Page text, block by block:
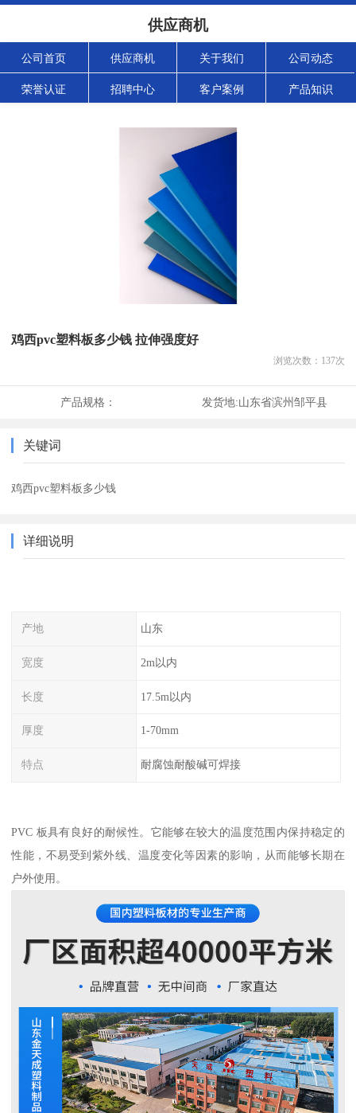
供应商机
公司首页 供应商机 关于我们 公司动态
荣誉认证 招聘中心 客户案例 产品知识
鸡西pvc塑料板多少钱 拉伸强度好
浏览次数： 137次
产品规格： 发货地:山东省滨州邹平县
关键词
鸡西pvc塑料板多少钱
详细说明
产地 山东
宽度 2m以内
长度 17.5m以内
厚度 1-70mm
特点 耐腐蚀耐酸碱可焊接
PVC 板具有良好的耐候性。它能够在较大的温度范围内保持稳定的
性能，不易受到紫外线、温度变化等因素的影响，从而能够长期在
户外使用。